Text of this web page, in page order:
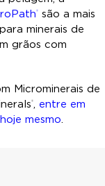
® são a mais
minerais de
grãos com
Microminerais de
®, entre em
mesmo.